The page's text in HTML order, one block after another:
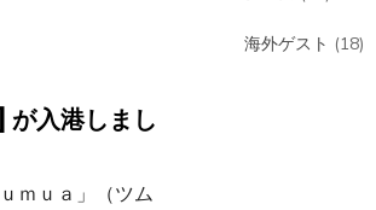
入港しまし
ｍｕａ」（ツム
海外ゲスト (18)